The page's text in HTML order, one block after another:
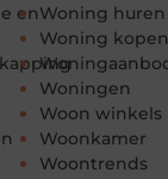
enWoning huren
Woning
Woningen
Woon winkels
Woonkamer
Woontrends